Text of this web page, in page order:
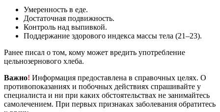
Умеренность в еде.
Достаточная подвижность.
Контроль над выпивкой.
Поддержание здорового индекса массы тела (21–23).
Ранее писал о том, кому может вредить употребление
цельнозернового хлеба.
Важно! Информация предоставлена в справочных целях. О
противопоказаниях и побочных действиях спрашивайте у
специалиста и ни при каких обстоятельствах не занимайтесь
самолечением. При первых признаках заболевания обратитесь